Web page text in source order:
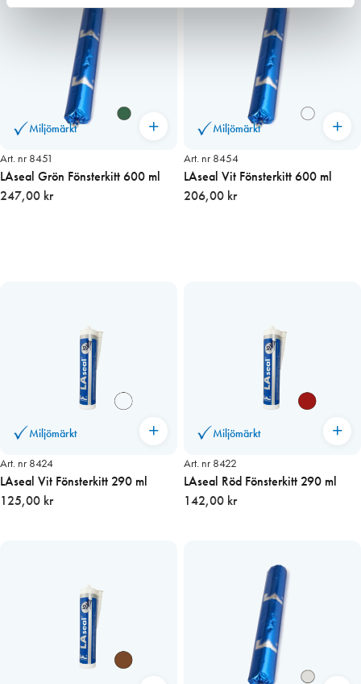
Miljömärkt
Art. nr 8451
LAseal Grön Fönsterkitt 600 ml
247,00 kr
Miljömärkt
Art. nr 8454
LAseal Vit Fönsterkitt 600 ml
206,00 kr
Miljömärkt
Art. nr 8424
LAseal Vit Fönsterkitt 290 ml
125,00 kr
Miljömärkt
Art. nr 8422
LAseal Röd Fönsterkitt 290 ml
142,00 kr